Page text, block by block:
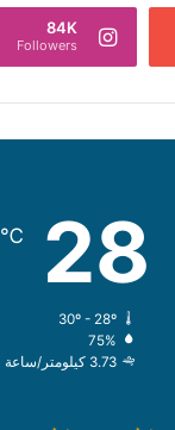
84K
Followers
28
℃
30º - 28º
75%
3.73 كيلومتر/ساعة